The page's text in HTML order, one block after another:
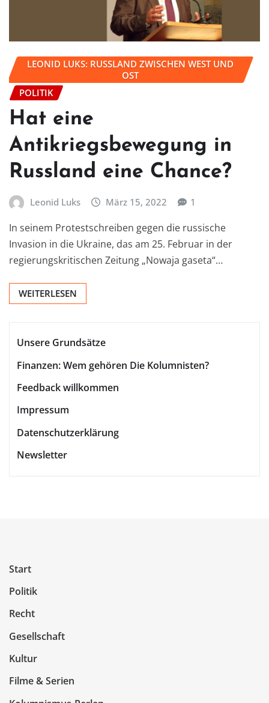
LEONID LUKS: RUSSLAND ZWISCHEN WEST UND
OST
POLITIK
Hat eine
Antikriegsbewegung in
Russland eine Chance?
Leonid Luks März 15, 2022 1
In seinem Protestschreiben gegen die russische
Invasion in die Ukraine, das am 25. Februar in der
regierungskritischen Zeitung „Nowaja gaseta“…
WEITERLESEN
Unsere Grundsätze
Finanzen: Wem gehören Die Kolumnisten?
Feedback willkommen
Impressum
Datenschutzerklärung
Newsletter
Start
Politik
Recht
Gesellschaft
Kultur
Filme & Serien